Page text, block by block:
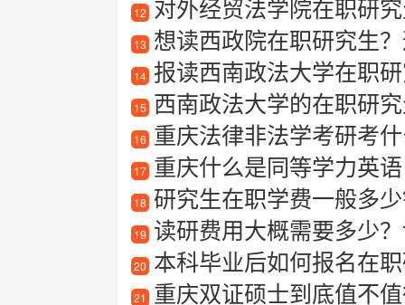
12 对外经贸法学院在职研
13 想读西政院在职研究生
14 报读西南政法大学在职研
15 西南政法大学的在职研
16 重庆法律非法学考研考
17 重庆什么是同等学力英语
18 研究生在职学费一般多
19 读研费用大概需要多少
20 本科毕业后如何报名在
21 重庆双证硕士到底值不值得